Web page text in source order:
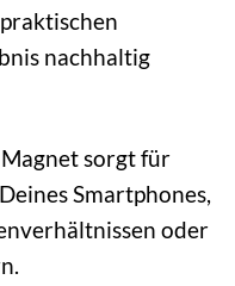
nachhaltig
sorgt für
Smartphones,
oder